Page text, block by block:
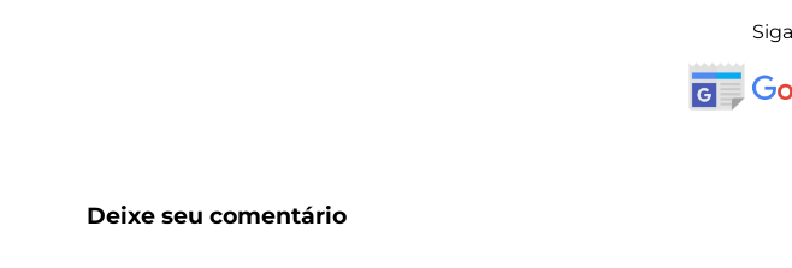
Deixe seu comentário